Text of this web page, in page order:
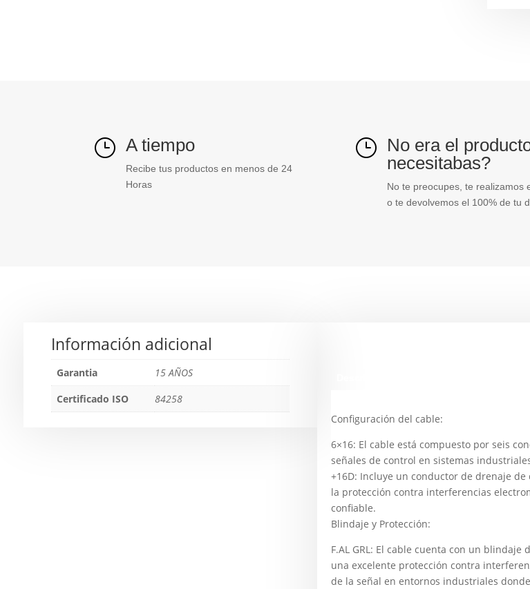
} A tiempo
Recibe tus productos en menos de 24
Horas
} No era el
necesitabas?
No te preocupes, te realizamos
o te devolvemos el 100% de tu
Información adicional
Garantia
15 AÑOS
Certificado ISO
84258
Configuración del cable:
6×16: El cable está compuesto por seis
señales de control en sistemas
+16D: Incluye un conductor de drenaje
la protección contra interferencias
confiable.
Blindaje y Protección:
F.AL GRL: El cable cuenta con un
una excelente protección contra
de la señal en entornos industriales